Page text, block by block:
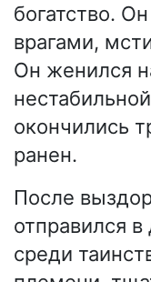
богатство.
врагами,
Он женился
окончились
ранен.
После
отправился
среди